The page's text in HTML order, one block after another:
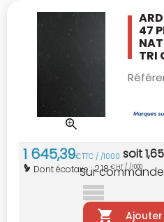
47
TRI
1 645,39€TTC / /1000 soit1,65
Dont écotaxe :2,18€ HT / /1000
Sur